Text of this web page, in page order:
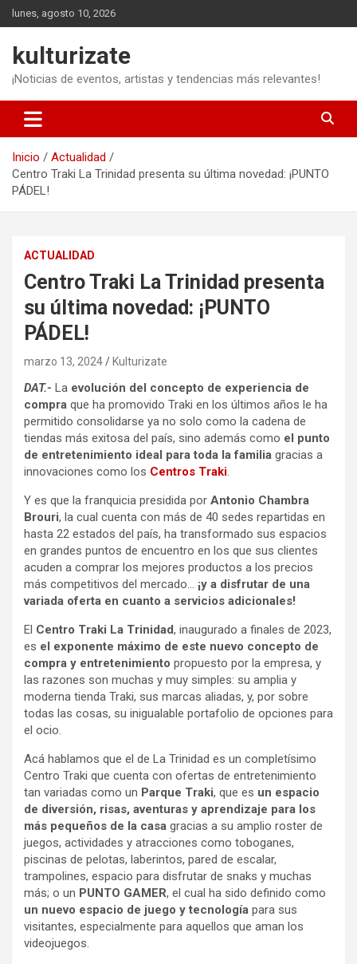
Saltar
al
lunes, agosto 10, 2026
kulturizate
¡Noticias de eventos, artistas y tendencias más relevantes!
Inicio
Actualidad
Centro Traki La Trinidad presenta su última novedad: ¡PUNTO
PÁDEL!
ACTUALIDAD
Centro Traki La Trinidad presenta
su última novedad: ¡PUNTO
PÁDEL!
marzo 13, 2024 Kulturizate
DAT.- La evolución del concepto de experiencia de
compra que ha promovido Traki en los últimos años le ha
permitido consolidarse ya no solo como la cadena de
tiendas más exitosa del país, sino además como el punto
de entretenimiento ideal para toda la familia gracias a
innovaciones como los Centros Traki.
Y es que la franquicia presidida por Antonio Chambra
Brouri, la cual cuenta con más de 40 sedes repartidas en
hasta 22 estados del país, ha transformado sus espacios
en grandes puntos de encuentro en los que sus clientes
acuden a comprar los mejores productos a los precios
más competitivos del mercado… ¡y a disfrutar de una
variada oferta en cuanto a servicios adicionales!
El Centro Traki La Trinidad, inaugurado a finales de 2023,
es el exponente máximo de este nuevo concepto de
compra y entretenimiento propuesto por la empresa, y
las razones son muchas y muy simples: su amplia y
moderna tienda Traki, sus marcas aliadas, y, por sobre
todas las cosas, su inigualable portafolio de opciones para
el ocio.
Acá hablamos que el de La Trinidad es un completísimo
Centro Traki que cuenta con ofertas de entretenimiento
tan variadas como un Parque Traki, que es un espacio
de diversión, risas, aventuras y aprendizaje para los
más pequeños de la casa gracias a su amplio roster de
juegos, actividades y atracciones como toboganes,
piscinas de pelotas, laberintos, pared de escalar,
trampolines, espacio para disfrutar de snaks y muchas
más; o un PUNTO GAMER, el cual ha sido definido como
un nuevo espacio de juego y tecnología para sus
visitantes, especialmente para aquellos que aman los
videojuegos.